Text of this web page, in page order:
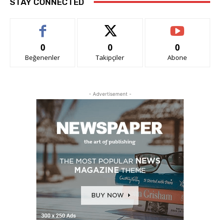
0
Beğenenler
0
Takipçiler
0
Abone
- Advertisement -